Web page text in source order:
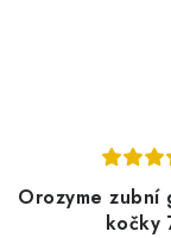
Orozyme zubní
kočky